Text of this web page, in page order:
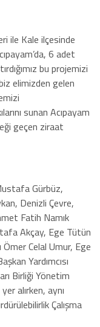
ile Kale ilçesinde
6 adet
bu projemizi
elimizden gelen
sunan Acıpayam
geçen ziraat
Gürbüz,
Denizli Çevre,
Fatih Namık
Akçay, Ege Tütün
Ömer Celal Umur, Ege
Yardımcısı
Birliği Yönetim
alırken, aynı
Çalışma